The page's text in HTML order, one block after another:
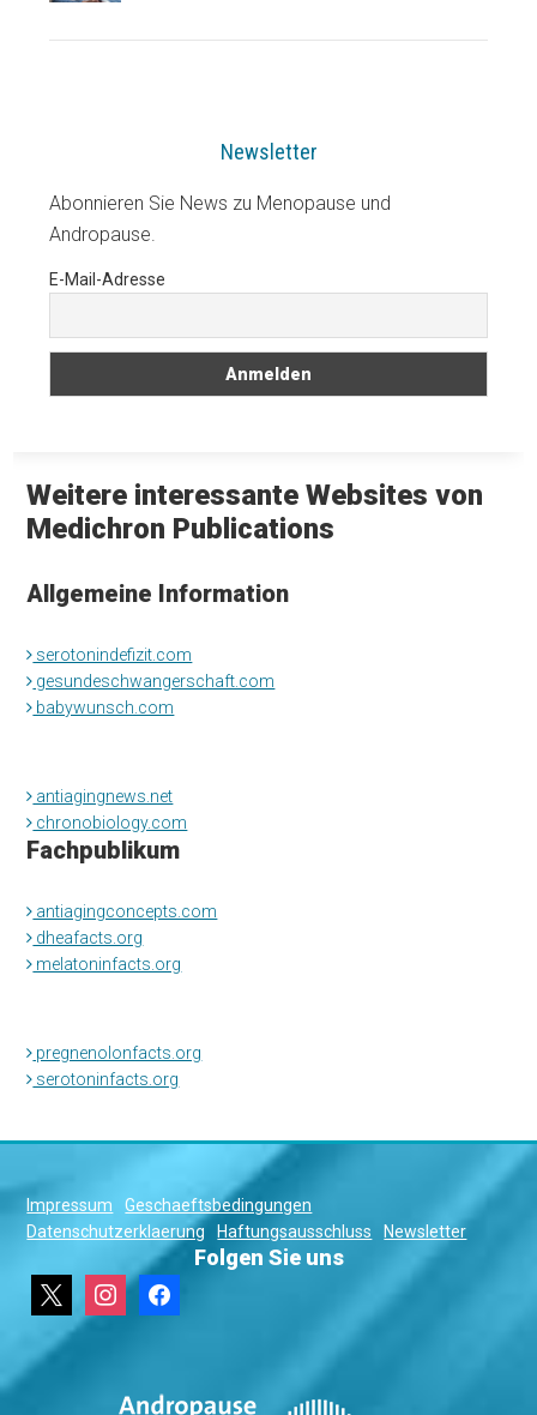
Newsletter
Abonnieren Sie News zu Menopause und
Andropause.
E-Mail-Adresse
Weitere interessante Websites von
Medichron Publications
Allgemeine Information
serotonindefizit.com
gesundeschwangerschaft.com
babywunsch.com
antiagingnews.net
chronobiology.com
Fachpublikum
antiagingconcepts.com
dheafacts.org
melatoninfacts.org
pregnenolonfacts.org
serotoninfacts.org
Impressum
Geschaeftsbedingungen
Datenschutzerklaerung
Haftungsausschluss Newsletter
Folgen Sie uns
instagramfacebook